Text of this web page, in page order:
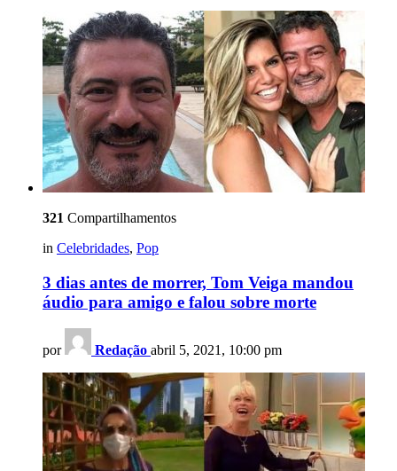
321 Compartilhamentos
in Celebridades, Pop
3 dias antes de morrer, Tom Veiga mandou
áudio para amigo e falou sobre morte
por Redação abril 5, 2021, 10:00 pm